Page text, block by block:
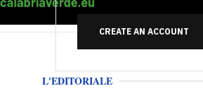
CREATE AN ACCOUNT
L'EDITORIALE